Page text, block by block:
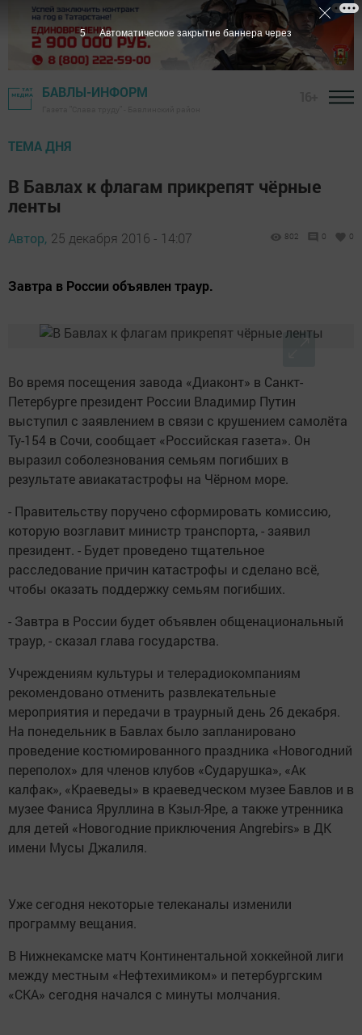
БАВЛЫ-ИНФОРМ
ТЕМА ДНЯ
В Бавлах к флагам прикрепят чёрные
ленты
Автор, 25 декабря 2016 - 14:07 802 0 0
Завтра в России объявлен траур.
Во время посещения завода «Диаконт» в Санкт-
Петербурге президент России Владимир Путин
выступил с заявлением в связи с крушением самолёта
Ту-154 в Сочи, сообщает «Российская газета». Он
выразил соболезнования семьям погибших в
результате авиакатастрофы на Чёрном море.
- Правительству поручено сформировать комиссию,
которую возглавит министр транспорта, - заявил
президент. - Будет проведено тщательное
расследование причин катастрофы и сделано всё,
чтобы оказать поддержку семьям погибших.
- Завтра в России будет объявлен общенациональный
траур, - сказал глава государства.
Учреждениям культуры и телерадиокомпаниям
рекомендовано отменить развлекательные
мероприятия и передачи в траурный день 26 декабря.
На понедельник в Бавлах было запланировано
проведение костюмированного праздника «Новогодний
переполох» для членов клубов «Сударушка», «Ак
калфак», «Краеведы» в краеведческом музее Бавлов и в
музее Фаниса Яруллина в Кзыл-Яре, а также утренника
для детей «Новогодние приключения Angrebirs» в ДК
имени Мусы Джалиля.
Уже сегодня некоторые телеканалы изменили
программу вещания.
В Нижнекамске матч Континентальной хоккейной лиги
между местным «Нефтехимиком» и петербургским
«СКА» сегодня начался с минуты молчания.
4 Автоматическое закрытие баннера через